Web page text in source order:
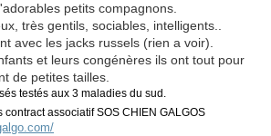
petits compagnons.
très gentils, sociables, intelligents..
avec les jacks russels (rien a voir).
et leurs congénères ils ont tout pour
de petites tailles.
testés aux 3 maladies du sud.
contract associatif SOS CHIEN GALGOS